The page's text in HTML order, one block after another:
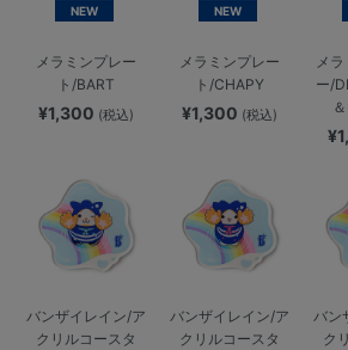
NEW
メラミンプレー
ト/BART
¥1,300 (税込)
NEW
メラミンプレー
ト/CHAPY
¥1,300 (税込)
メ
ー/
バンザイレイン/ア
クリルコースタ
バンザイレイン/ア
クリルコースタ
バン
ク